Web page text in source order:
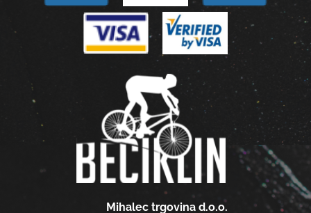
Mihalec trgovina d.o.o.